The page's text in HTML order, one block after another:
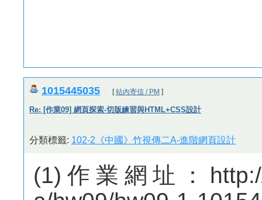
1015445035 [站內寄信 / PM ]
Re: [作業09] 網頁探索-切版練習與HTML+CSS設計
分類標籤: 102-2《中國》竹視傳二A-進階網頁設計
(1)作業網址：http://